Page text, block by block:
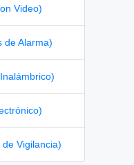
Video)
de Alarma)
Vigilancia)